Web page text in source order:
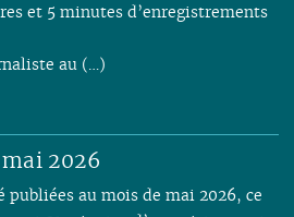
et 5 minutes d’enregistrements
au (…)
2026
publiées au mois de mai 2026, ce